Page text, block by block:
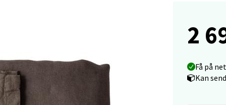
2
Få på
Kan
markensgate 25B, 4611 Kristiansand
09-18